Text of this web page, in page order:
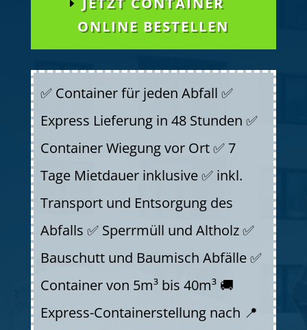
ONLINE BESTELLEN
✅ Container für jeden Abfall ✅
Express Lieferung in 48 Stunden ✅
Container Wiegung vor Ort ✅ 7
Tage Mietdauer inklusive ✅ inkl.
Transport und Entsorgung des
Abfalls ✅ Sperrmüll und Altholz ✅
Bauschutt und Baumisch Abfälle ✅
Container von 5m³ bis 40m³ 🚚
Express-Containerstellung nach 📍